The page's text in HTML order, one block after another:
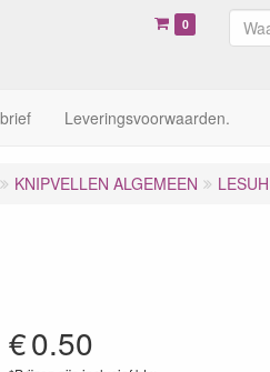
0
Leveringsvoorwaarden.
KNIPVELLEN ALGEMEEN LESUH
€0.50